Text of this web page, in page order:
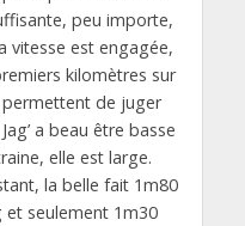
peu importe,
vitesse est engagée,
kilomètres sur
de juger
a beau être basse
elle est large.
la belle fait 1m80
seulement 1m30